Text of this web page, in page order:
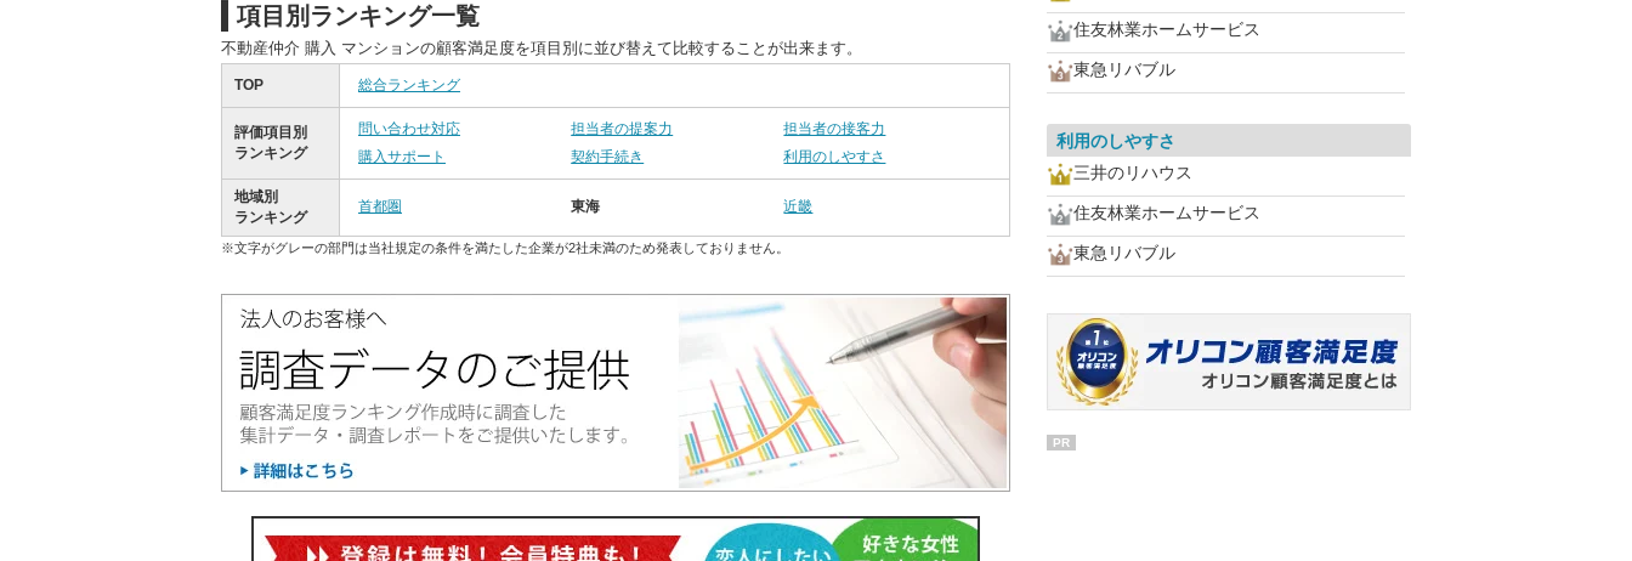
項目別ランキング一覧
不動産仲介 購入 マンションの顧客満足度を項目別に並び替えて比較することが出来ます。
TOP 総合ランキング
評価項目別
ランキング
問い合わせ対応 担当者の提案力
担当者の接客力
購入サポート
契約手続き 利用のしやすさ
地域別
ランキング
首都圏 東海 近畿
※文字がグレーの部門は当社規定の条件を満たした企業が2社未満のため発表しておりません。
住友林業ホームサービス
東急リバブル
利用のしやすさ
三井のリハウス
住友林業ホームサービス
東急リバブル
PR